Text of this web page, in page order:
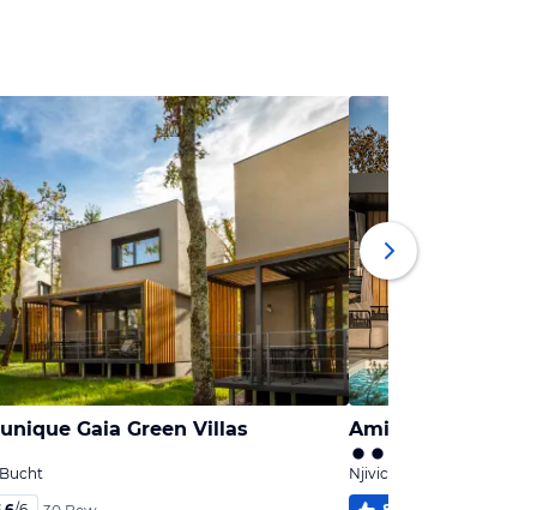
Gaia Green Villas
Njivice, Kvarner Bucht